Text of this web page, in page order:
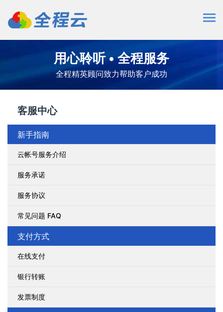
用心聆听 • 全程服务
全程精英顾问致力帮助客户成功
客服中心
新手指南
云帐号服务介绍
服务承诺
服务协议
常见问题 FAQ
支付方式
在线支付
银行转账
发票制度